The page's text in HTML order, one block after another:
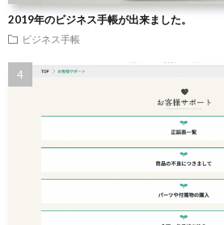
2019年のビジネス手帳が出来ました。
ビジネス手帳